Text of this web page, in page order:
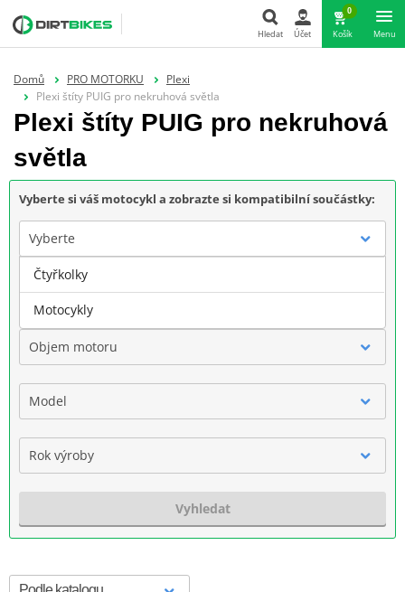
Hledat Účet
0
Košík Menu
Domů PRO MOTORKU
Plexi
Plexi štíty PUIG pro nekruhová světla
Plexi štíty PUIG pro nekruhová
světla
Vyberte si váš motocykl a zobrazte si kompatibilní součástky:
Vyberte
Značka
Objem motoru
Model
Rok výroby
Vyhledat
Čtyřkolky
Motocykly